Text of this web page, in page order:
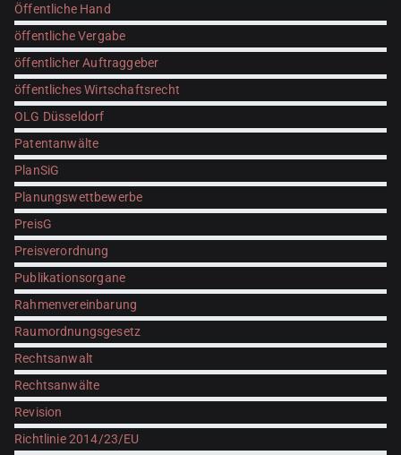
Öffentliche Hand
öffentliche Vergabe
öffentlicher Auftraggeber
öffentliches Wirtschaftsrecht
OLG Düsseldorf
Patentanwälte
PlanSiG
Planungswettbewerbe
PreisG
Preisverordnung
Publikationsorgane
Rahmenvereinbarung
Raumordnungsgesetz
Rechtsanwalt
Rechtsanwälte
Revision
Richtlinie 2014/23/EU